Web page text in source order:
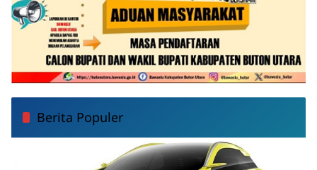
Berita Populer